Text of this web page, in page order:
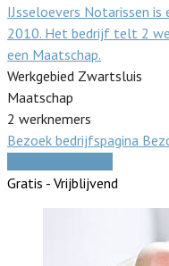
IJsseloevers Notarissen
2010. Het bedrijf telt 2
een Maatschap.
Werkgebied Zwartsluis
Maatschap
2 werknemers
Bezoek bedrijfspagina
Gratis - Vrijblijvend